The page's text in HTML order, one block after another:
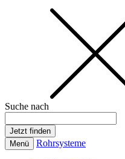
Suche nach
Menü Rohrsysteme